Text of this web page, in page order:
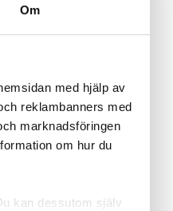
Om
med hjälp av
reklambanners med
marknadsföringen
om hur du
kan dessutom själv